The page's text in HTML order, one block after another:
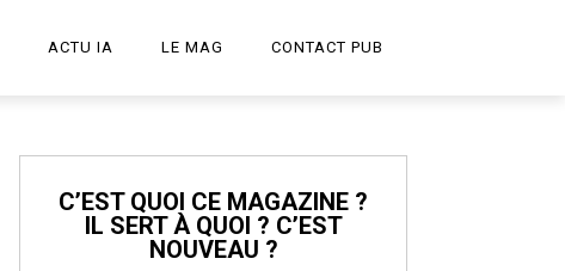
ACTU IA LE MAG
PUBLICITÉ CRÉATIVE
CONTACT PUB
C’EST QUOI CE MAGAZINE ?
IL SERT À QUOI ? C’EST
NOUVEAU ?